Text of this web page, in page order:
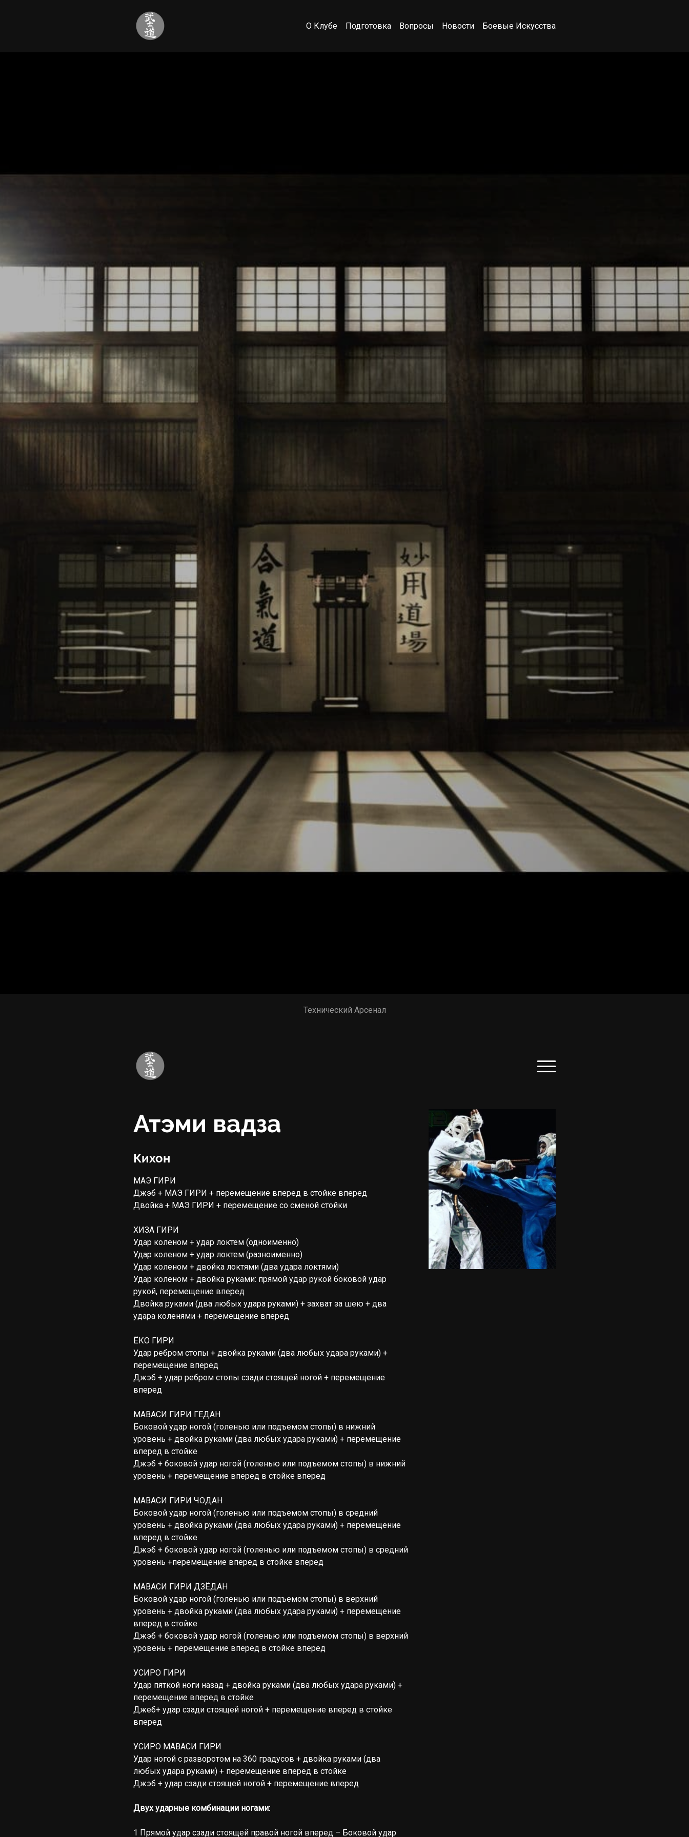
О Клубе Подготовка Вопросы Новости Боевые Искусства
Технический Арсенал
Атэми вадза
Кихон
МАЭ ГИРИ
Джэб + МАЭ ГИРИ + перемещение вперед в стойке вперед
Двойка + МАЭ ГИРИ + перемещение со сменой стойки
ХИЗА ГИРИ
Удар коленом + удар локтем (одноименно)
Удар коленом + удар локтем (разноименно)
Удар коленом + двойка локтями (два удара локтями)
Удар коленом + двойка руками: прямой удар рукой боковой удар
рукой, перемещение вперед
Двойка руками (два любых удара руками) + захват за шею + два
удара коленями + перемещение вперед
ЁКО ГИРИ
Удар ребром стопы + двойка руками (два любых удара руками) +
перемещение вперед
Джэб + удар ребром стопы сзади стоящей ногой + перемещение
вперед
МАВАСИ ГИРИ ГЕДАН
Боковой удар ногой (голенью или подъемом стопы) в нижний
уровень + двойка руками (два любых удара руками) + перемещение
вперед в стойке
Джэб + боковой удар ногой (голенью или подъемом стопы) в нижний
уровень + перемещение вперед в стойке вперед
МАВАСИ ГИРИ ЧОДАН
Боковой удар ногой (голенью или подъемом стопы) в средний
уровень + двойка руками (два любых удара руками) + перемещение
вперед в стойке
Джэб + боковой удар ногой (голенью или подъемом стопы) в средний
уровень +перемещение вперед в стойке вперед
МАВАСИ ГИРИ ДЗЁДАН
Боковой удар ногой (голенью или подъемом стопы) в верхний
уровень + двойка руками (два любых удара руками) + перемещение
вперед в стойке
Джэб + боковой удар ногой (голенью или подъемом стопы) в верхний
уровень + перемещение вперед в стойке вперед
УСИРО ГИРИ
Удар пяткой ноги назад + двойка руками (два любых удара руками) +
перемещение вперед в стойке
Джеб+ удар сзади стоящей ногой + перемещение вперед в стойке
вперед
УСИРО МАВАСИ ГИРИ
Удар ногой с разворотом на 360 градусов + двойка руками (два
любых удара руками) + перемещение вперед в стойке
Джэб + удар сзади стоящей ногой + перемещение вперед
Двух ударные комбинации ногами:
1 Прямой удар сзади стоящей правой ногой вперед – Боковой удар